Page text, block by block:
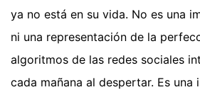
ya no está en su vida. No es una
ni una representación de la
algoritmos de las redes sociales
cada mañana al despertar. Es una